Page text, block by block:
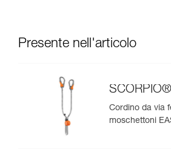
Presente nell'articolo
Cordino da via
moschettoni